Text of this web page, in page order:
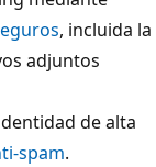
, incluida la
adjuntos
de alta
spam.